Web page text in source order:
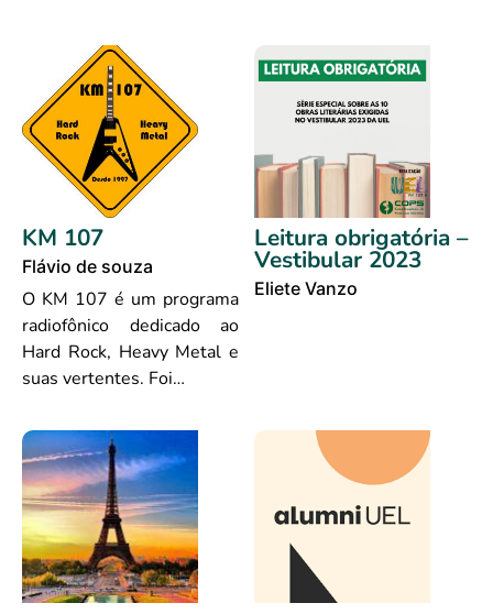
KM 107
Flávio de souza
O KM 107 é um programa
radiofônico dedicado ao
Hard Rock, Heavy Metal e
suas vertentes. Foi…
Leitura obrigatória –
Vestibular 2023
Eliete Vanzo